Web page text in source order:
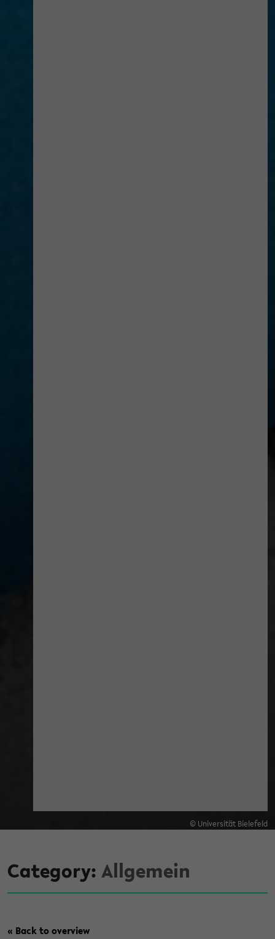
© Universität Bielefeld
Category: Allgemein
« Back to overview